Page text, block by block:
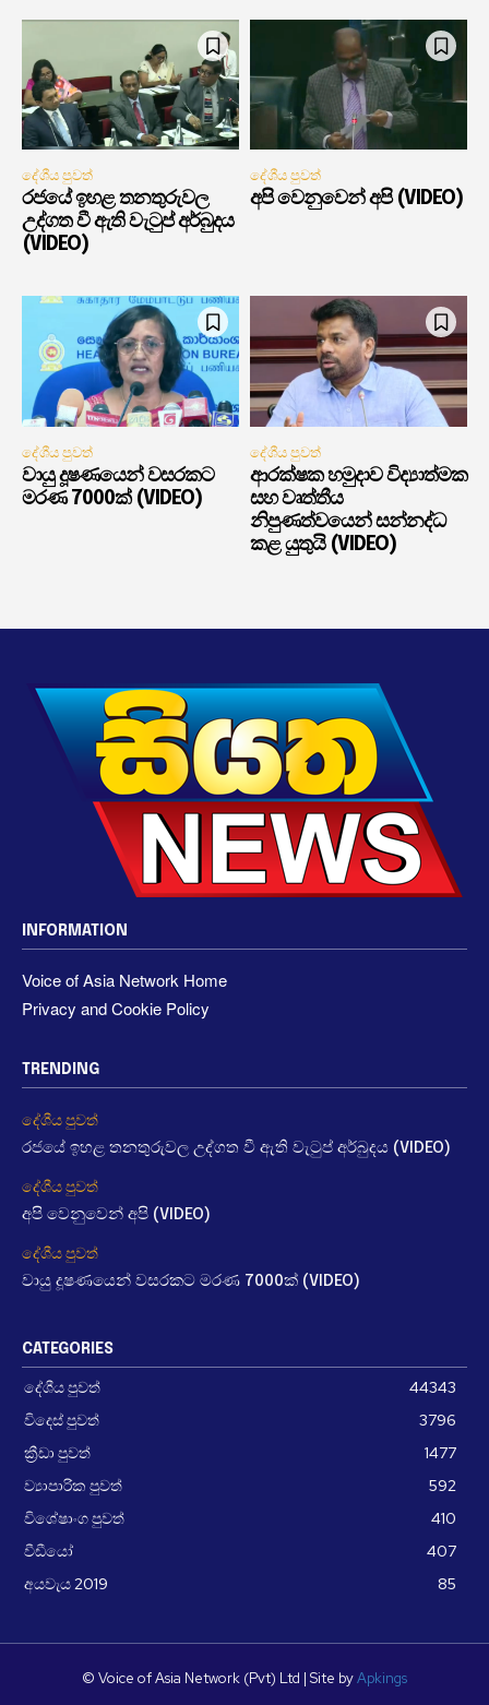
දේශීය පුවත්
රජයේ ඉහළ තනතුරුවල
උද්ගත වී ඇති වැටුප් අර්බුදය
(VIDEO)
දේශීය පුවත්
අපි වෙනුවෙන් අපි (VIDEO)
දේශීය පුවත්
වායු දූෂණයෙන් වසරකට
මරණ 7000ක් (VIDEO)
දේශීය පුවත්
ආරක්ෂක හමුදාව විද්‍යාත්මක
සහ වෘත්තීය
නිපුණත්වයෙන් සන්නද්ධ
කළ යුතුයි (VIDEO)
INFORMATION
Voice of Asia Network Home
Privacy and Cookie Policy
TRENDING
දේශීය පුවත්
රජයේ ඉහළ තනතුරුවල උද්ගත වී ඇති වැටුප් අර්බුදය (VIDEO)
දේශීය පුවත්
අපි වෙනුවෙන් අපි (VIDEO)
දේශීය පුවත්
වායු දූෂණයෙන් වසරකට මරණ 7000ක් (VIDEO)
CATEGORIES
දේශීය පුවත්
44343
විදෙස් පුවත්
3796
ක්‍රීඩා පුවත්
1477
ව්‍යාපාරික පුවත්
592
විශේෂාංග පුවත්
410
වීඩීයෝ
407
අයවැය 2019
85
© Voice of Asia Network (Pvt) Ltd | Site byApkings